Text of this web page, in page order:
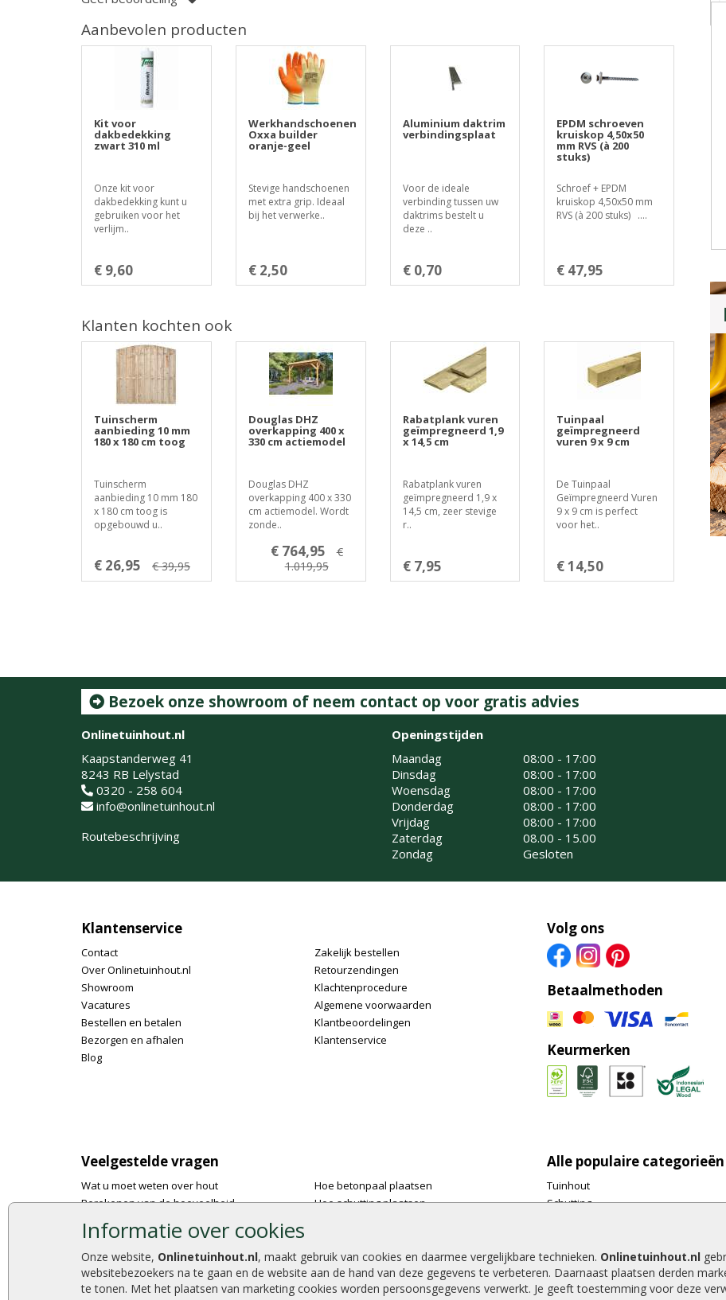
Informatie over cookies
Onze website, Onlinetuinhout.nl, maakt gebruik van cookies en daarmee vergelijkbare technieken. Onlinetuinhout.nl
websitebezoekers na te gaan en de website aan de hand van deze gegevens te verbeteren. Daarnaast plaatsen derden
te tonen. Met het plaatsen van marketing cookies worden persoonsgegevens verwerkt. Je geeft toestemming voor deze
Aanbevolen producten
Kit voor
dakbedekking
zwart 310 ml
Onze kit voor
dakbedekking kunt u
gebruiken voor het
verlijm..
€ 9,60
Werkhandschoenen
Oxxa builder
oranje-geel
Stevige handschoenen
met extra grip. Ideaal
bij het verwerke..
€ 2,50
Aluminium daktrim
verbindingsplaat
Voor de ideale
verbinding tussen uw
daktrims bestelt u
deze ..
€ 0,70
EPDM schroeven
kruiskop 4,50x50
mm RVS (à 200
stuks)
Schroef + EPDM
kruiskop 4,50x50 mm
RVS (à 200 stuks) ....
€ 47,95
Klanten kochten ook
Tuinscherm
aanbieding 10 mm
180 x 180 cm toog
Tuinscherm
aanbieding 10 mm 180
x 180 cm toog is
opgebouwd u..
€ 26,95 € 39,95
Douglas DHZ
overkapping 400 x
330 cm actiemodel
Douglas DHZ
overkapping 400 x 330
cm actiemodel. Wordt
zonde..
€ 764,95
€
1.019,95
Rabatplank vuren
geïmpregneerd 1,9
x 14,5 cm
Rabatplank vuren
geïmpregneerd 1,9 x
14,5 cm, zeer stevige
r..
€ 7,95
Tuinpaal
geïmpregneerd
vuren 9 x 9 cm
De Tuinpaal
Geïmpregneerd Vuren
9 x 9 cm is perfect
voor het..
€ 14,50
Bezoek onze showroom of neem contact op voor gratis advies
Onlinetuinhout.nl
Kaapstanderweg 41
8243 RB Lelystad
0320 - 258 604
info@onlinetuinhout.nl
Routebeschrijving
Openingstijden
Maandag
08:00 - 17:00
Dinsdag
08:00 - 17:00
Woensdag
08:00 - 17:00
Donderdag
08:00 - 17:00
Vrijdag
08:00 - 17:00
Zaterdag
08.00 - 15.00
Zondag
Gesloten
Klantenservice
Contact
Over Onlinetuinhout.nl
Showroom
Vacatures
Bestellen en betalen
Bezorgen en afhalen
Blog
Zakelijk bestellen
Retourzendingen
Klachtenprocedure
Algemene voorwaarden
Klantbeoordelingen
Klantenservice
Volg ons
Betaalmethoden
Keurmerken
Veelgestelde vragen
Wat u moet weten over hout
Berekenen van de hoeveelheid
Foto's en voorbeelden
Montage
Gekeurd hout
De fundering van een vlonder leggen
Hoe zelf een houten overkapping maken
Hoe betonpaal plaatsen
Hoe schutting plaatsen
Stijlvolle houtsoorten voor in de tuin
Duurzame tuin
Welke palen voor een schapenhek
Alle populaire categorieën
Tuinhout
Schutting
Tuinhekken
Tuinhuizen
Blokhutten